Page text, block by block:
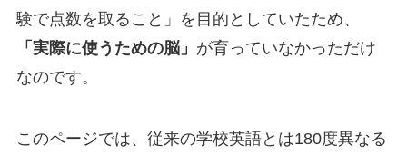
験で点数を取ること」を目的としていたため、
「実際に使うための脳」 が育っていなかっただけ
なのです。
このページでは、従来の学校英語とは180度異なる